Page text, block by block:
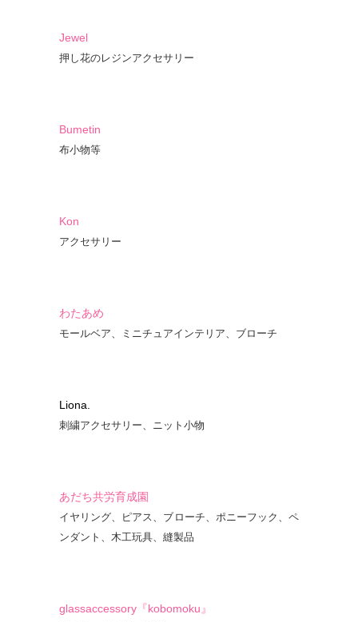
Jewel
押し花のレジンアクセサリー
Bumetin
布小物等
Kon
アクセサリー
わたあめ
モールベア、ミニチュアインテリア、ブローチ
Liona.
刺繍アクセサリー、ニット小物
あだち共労育成園
イヤリング、ピアス、ブローチ、ポニーフック、ペ
ンダント、木工玩具、縫製品
glassaccessory『kobomoku』